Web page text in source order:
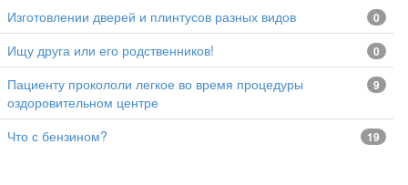
изготовлении дверей и плинтусов разных видов 0
Ищу друга или его родственников! 0
Пациенту прокололи легкое во время процедуры
оздоровительном центре
9
Что с бензином? 19